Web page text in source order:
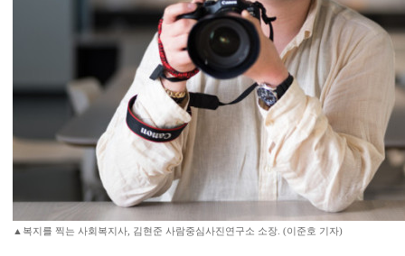
▲복지를 찍는 사회복지사, 김현준 사람중심사진연구소 소장. (이준호 기자)